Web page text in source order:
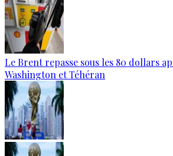
Le Brent repasse sous les 80 dollars
Washington et Téhéran